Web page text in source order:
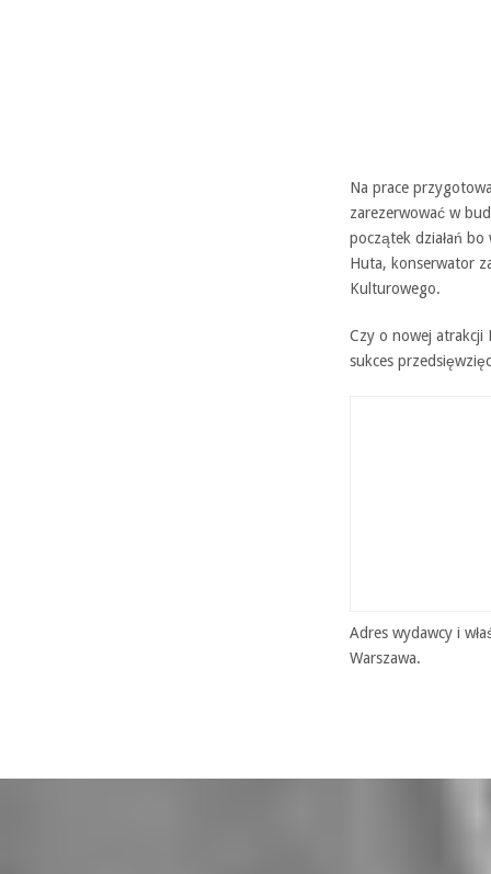
Na prace
zarezerwować w
początek działań
Huta, konserwator
Kulturowego.
Czy o nowej atrakcji
sukces
Adres wydawcy i
Warszawa.